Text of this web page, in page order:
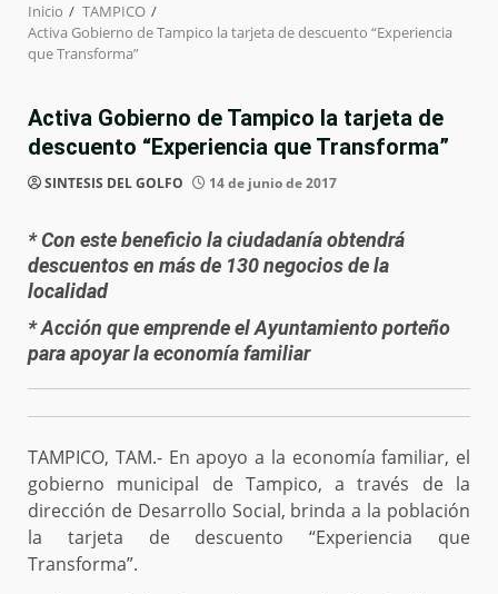
Inicio
TAMPICO
Activa Gobierno de Tampico la tarjeta de descuento “Experiencia
que Transforma”
Activa Gobierno de Tampico la tarjeta de
descuento “Experiencia que Transforma”
SINTESIS DEL GOLFO 14 de junio de 2017
* Con este beneficio la ciudadanía obtendrá
descuentos en más de 130 negocios de la
localidad
* Acción que emprende el Ayuntamiento porteño
para apoyar la economía familiar
TAMPICO, TAM.- En apoyo a la economía familiar, el
gobierno municipal de Tampico, a través de la
dirección de Desarrollo Social, brinda a la población
la tarjeta de descuento “Experiencia que
Transforma”.